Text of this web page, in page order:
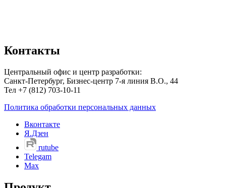
Контакты
Центральный офис и центр разработки:
Санкт-Петербург, Бизнес-центр 7-я линия В.О., 44
Тел +7 (812) 703-10-11
Политика обработки персональных данных
Вконтакте
Я.Дзен
rutube
Telegam
Max